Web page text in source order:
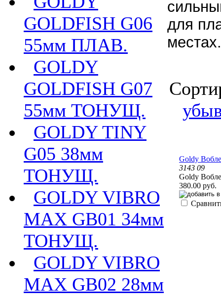
GOLDFISH G06
55мм ПЛАВ.
GOLDY
GOLDFISH G07
55мм ТОНУЩ.
GOLDY TINY
G05 38мм
ТОНУЩ.
GOLDY VIBRO
MAX GB01 34мм
ТОНУЩ.
GOLDY VIBRO
MAX GB02 28мм
для
местах.
Goldy
3143 09
Goldy
380.00 руб.